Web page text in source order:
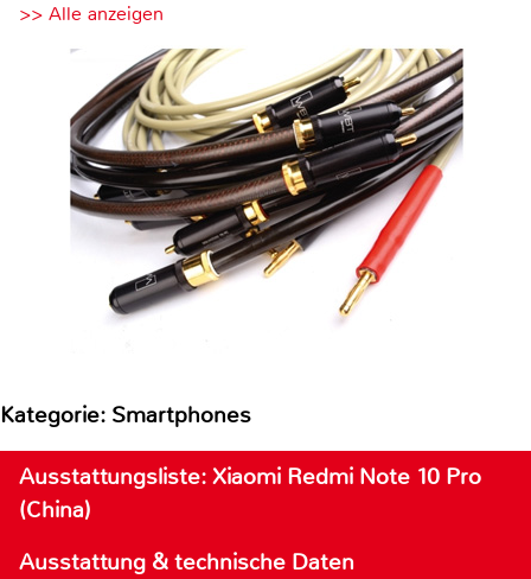
>> Alle anzeigen
Kategorie: Smartphones
Ausstattungsliste: Xiaomi Redmi Note 10 Pro
(China)
Ausstattung & technische Daten